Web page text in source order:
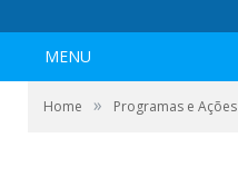
MENU
Home » Programas e Ações